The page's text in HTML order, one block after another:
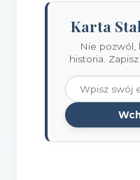
Karta
Nie pozwól,
historia.